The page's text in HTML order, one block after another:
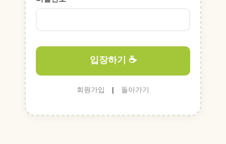
입장하기 ☕
회원가입 | 돌아가기